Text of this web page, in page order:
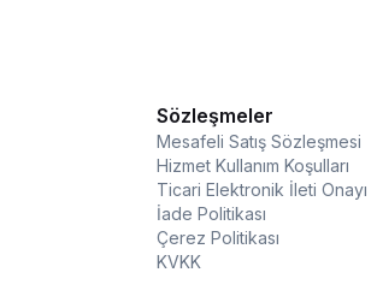
Sözleşmeler
Mesafeli Satış Sözleşmesi
Hizmet Kullanım Koşulları
Ticari Elektronik İleti Onayı
İade Politikası
Çerez Politikası
KVKK